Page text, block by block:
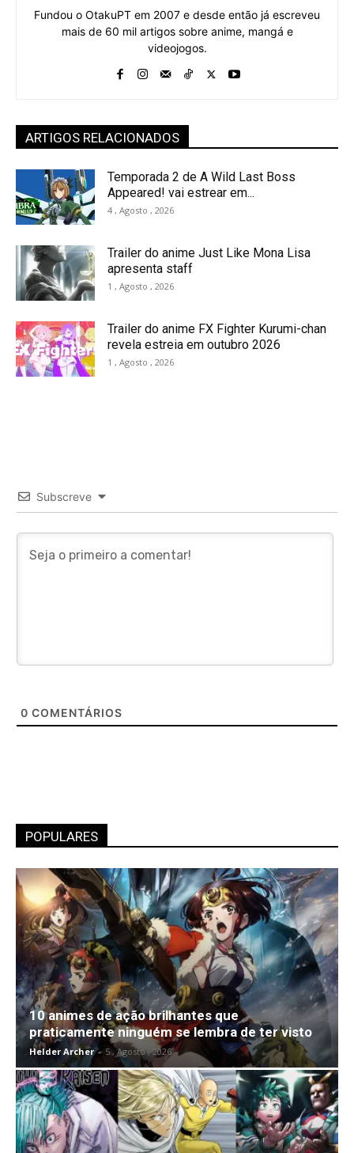
Fundou o OtakuPT em 2007 e desde então já escreveu
mais de 60 mil artigos sobre anime, mangá e
videojogos.
ARTIGOS RELACIONADOS
Temporada 2 de A Wild Last Boss
Appeared! vai estrear em...
4 , Agosto , 2026
Trailer do anime Just Like Mona Lisa
apresenta staff
1 , Agosto , 2026
Trailer do anime FX Fighter Kurumi-chan
revela estreia em outubro 2026
1 , Agosto , 2026
Subscreve
0 COMENTÁRIOS
POPULARES
10 animes de ação brilhantes que
praticamente ninguém se lembra de ter visto
Helder Archer - 5 , Agosto , 2026